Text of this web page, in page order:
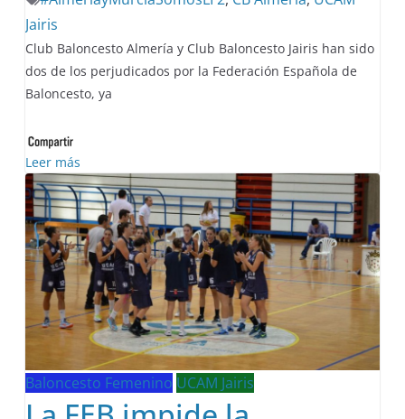
Jairis
Club Baloncesto Almería y Club Baloncesto Jairis han sido
dos de los perjudicados por la Federación Española de
Baloncesto, ya
Leer más
Baloncesto Femenino UCAM Jairis